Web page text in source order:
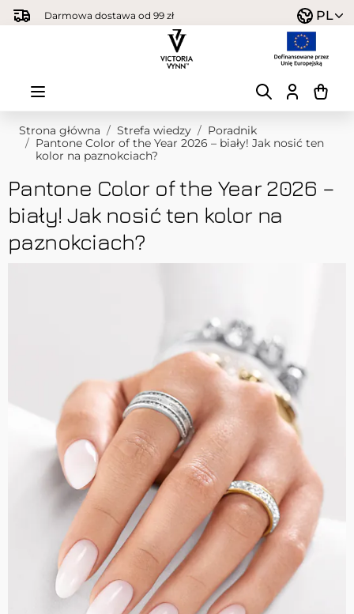
Przejdź do treści
Darmowa dostawa od 99 zł PL
Strona główna / Strefa wiedzy / Poradnik
/ Pantone Color of the Year 2026 – biały! Jak nosić ten
kolor na paznokciach?
Pantone Color of the Year 2026 –
biały! Jak nosić ten kolor na
paznokciach?